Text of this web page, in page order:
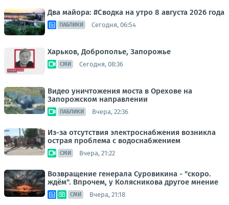
Два майора: #Сводка на утро 8 августа 2026 года
ПАБЛИКИ Сегодня, 06:54
Харьков, Доброполье, Запорожье
СМИ Сегодня, 08:36
Видео уничтожения моста в Орехове на
Запорожском направлении
ПАБЛИКИ Вчера, 22:36
Из-за отсутствия электроснабжения возникла
острая проблема с водоснабжением
СМИ Вчера, 21:22
Возвращение генерала Суровикина - "скоро.
ждём". Впрочем, у Колясникова другое мнение
СМИ Вчера, 21:18